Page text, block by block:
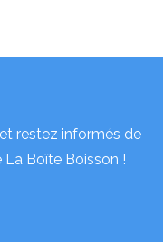
restez informés de
Boîte Boisson !